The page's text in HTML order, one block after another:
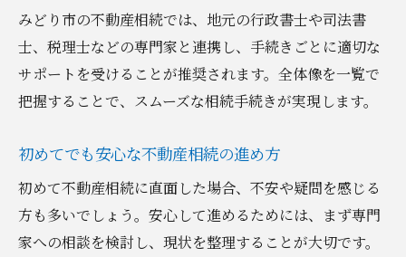
みどり市の不動産相続では、地元の行政書士や司法書
士、税理士などの専門家と連携し、手続きごとに適切な
サポートを受けることが推奨されます。全体像を一覧で
把握することで、スムーズな相続手続きが実現します。
初めてでも安心な不動産相続の進め方
初めて不動産相続に直面した場合、不安や疑問を感じる
方も多いでしょう。安心して進めるためには、まず専門
家への相談を検討し、現状を整理することが大切です。